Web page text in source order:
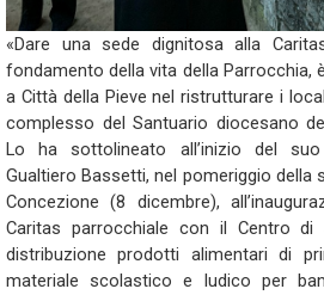
«Dare una sede dignitosa alla
fondamento della vita della Parrocchia,
a Città della Pieve nel ristrutturare i
complesso del Santuario diocesano
Lo ha sottolineato all’inizio del
Gualtiero Bassetti, nel pomeriggio della
Concezione (8 dicembre),
Caritas parrocchiale con il Centro
distribuzione prodotti alimentari di
materiale scolastico e ludico per